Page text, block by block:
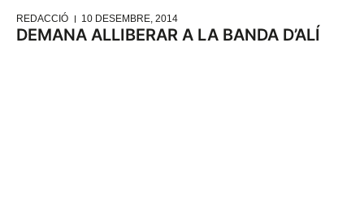
REDACCIÓ 10 DESEMBRE, 2014
DEMANA ALLIBERAR A LA BANDA D’ALÍ